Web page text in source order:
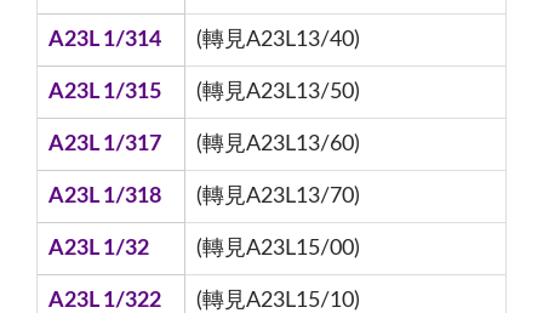
A23L 1/314 (轉見A23L13/40)
A23L 1/315 (轉見A23L13/50)
A23L 1/317 (轉見A23L13/60)
A23L 1/318 (轉見A23L13/70)
A23L 1/32 (轉見A23L15/00)
A23L 1/322 (轉見A23L15/10)